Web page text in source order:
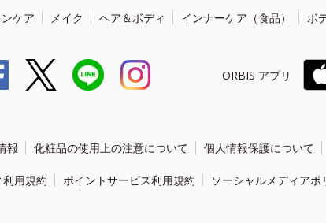
ケア メイク ヘア＆ボディ インナーケア（食品） ボ
ORBIS アプリ
報 化粧品の使用上の注意について 個人情報保護について
用規約 ポイントサービス利用規約 ソーシャルメディアポ